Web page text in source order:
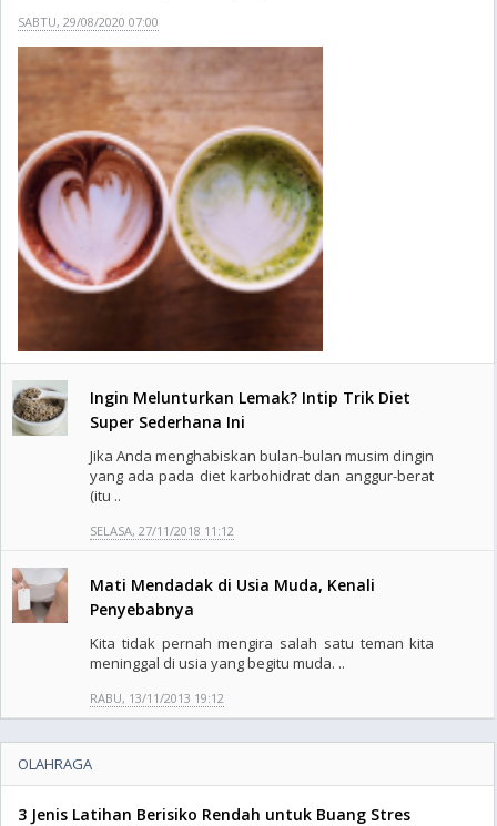
SABTU, 29/08/2020 07:00
Ingin Melunturkan Lemak? Intip Trik Diet
Super Sederhana Ini
Jika Anda menghabiskan bulan-bulan musim dingin
yang ada pada diet karbohidrat dan anggur-berat
(itu ..
SELASA, 27/11/2018 11:12
Mati Mendadak di Usia Muda, Kenali
Penyebabnya
Kita tidak pernah mengira salah satu teman kita
meninggal di usia yang begitu muda. ..
RABU, 13/11/2013 19:12
OLAHRAGA
3 Jenis Latihan Berisiko Rendah untuk Buang Stres